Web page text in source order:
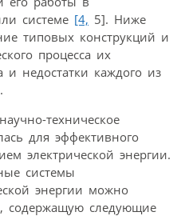
системе [4, 5]. Ниже
типовых конструкций и
процесса их
и недостатки каждого из
техническое
для эффективного
электрической энергии.
системы
энергии можно
содержащую следующие